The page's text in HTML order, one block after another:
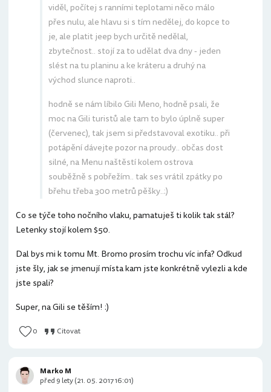
viděl, počítej s ranními teplotami něco málo
přes nulu, ale hlavu si s tím nedělej, do kopce to
je, ale platit jeep bych určitě nedělal,
zbytečnost.. stojí za to udělat dva dny - jeden
slést na tu planinu a ke kráteru a druhý na
východ slunce naproti..
hodně se nám líbilo Gili Meno, hodně psali, že
moc na Gili turistů ale tam to bylo úplně super
(červenec), tak jsem si představoval exotiku.. při
potápění dávejte pozor na proudy.. občas dost
silné, na Menu naštěstí kolem ostrova
souběžně s pobřežím.. tak ses vrátil zpátky po
břehu třeba 300 metrů pěšky..:)
Co se týče toho nočního vlaku, pamatuješ ti kolik tak stál?
Letenky stojí kolem $50.
Dal bys mi k tomu Mt. Bromo prosím trochu víc infa? Odkud
jste šly, jak se jmenují místa kam jste konkrétně vylezli a kde
jste spali?
Super, na Gili se těším! :)
0 Citovat
Marko M
před 9 lety (21. 05. 2017 16:01)